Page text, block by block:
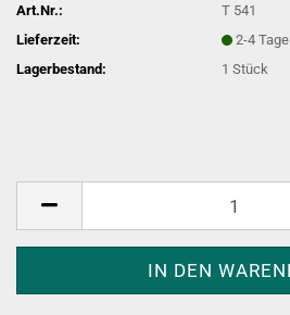
Art.Nr.:
T 541
Lieferzeit:
2-4 Tage
Lagerbestand:
1Stück